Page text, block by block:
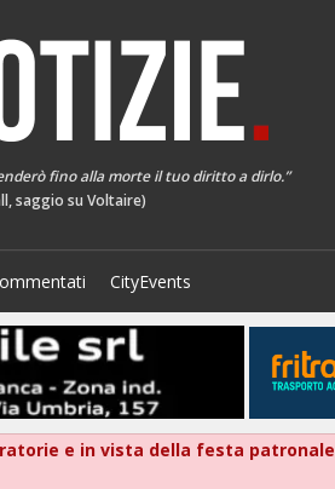
fino alla morte il tuo diritto a dirlo.”
saggio su Voltaire)
CityEvents
e in vista della festa patronale